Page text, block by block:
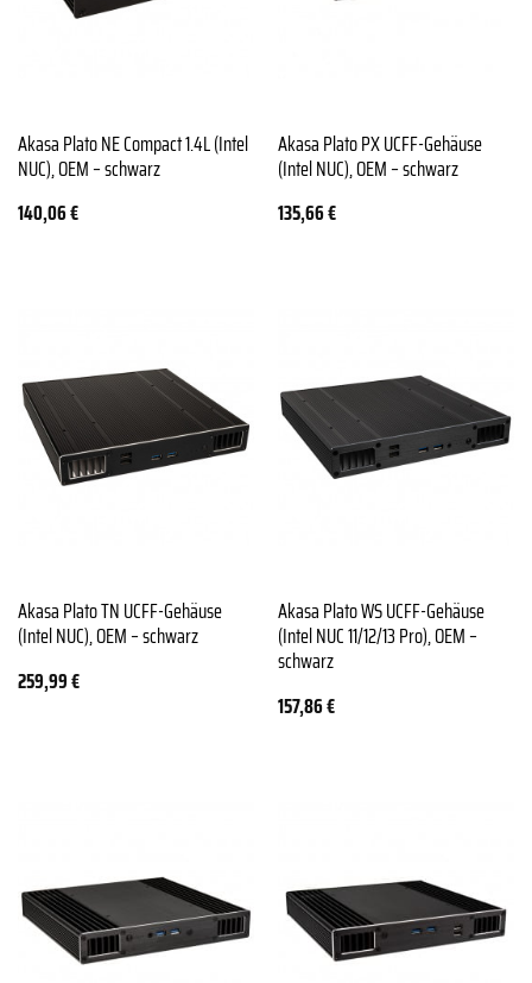
Akasa Plato NE Compact 1.4L (Intel
NUC), OEM – schwarz
140,06€
Akasa Plato PX UCFF-Gehäuse
(Intel NUC), OEM – schwarz
135,66€
Akasa Plato TN UCFF-Gehäuse
(Intel NUC), OEM – schwarz
259,99€
Akasa Plato WS UCFF-Gehäuse
(Intel NUC 11/12/13 Pro), OEM –
schwarz
157,86€